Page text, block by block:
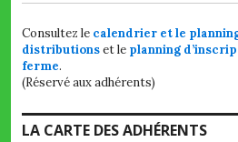
Consultez le calendrier et le
distributionset le planning
ferme.
(Réservé aux adhérents)
LA CARTE DES ADHÉRENTS